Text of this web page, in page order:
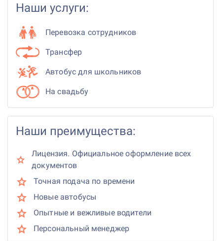
Наши услуги:
Перевозка сотрудников
Трансфер
Автобус для школьников
На свадьбу
Наши преимущества:
Лицензия. Официальное оформление всех
документов
Точная подача по времени
Новые автобусы
Опытные и вежливые водители
Персональный менеджер